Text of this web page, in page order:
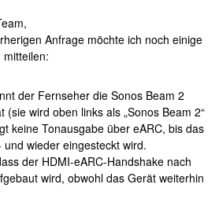
Anfrage möchte ich noch einige
der Fernseher die Sonos Beam 2
(sie wird oben links als „Sonos Beam 2“
keine Tonausgabe über eARC, bis das
wieder eingesteckt wird.
der HDMI-eARC-Handshake nach
wird, obwohl das Gerät weiterhin